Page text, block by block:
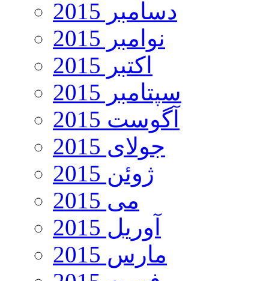
دسامبر 2015
نوامبر 2015
اکتبر 2015
سپتامبر 2015
آگوست 2015
جولای 2015
ژوئن 2015
می 2015
آوریل 2015
مارس 2015